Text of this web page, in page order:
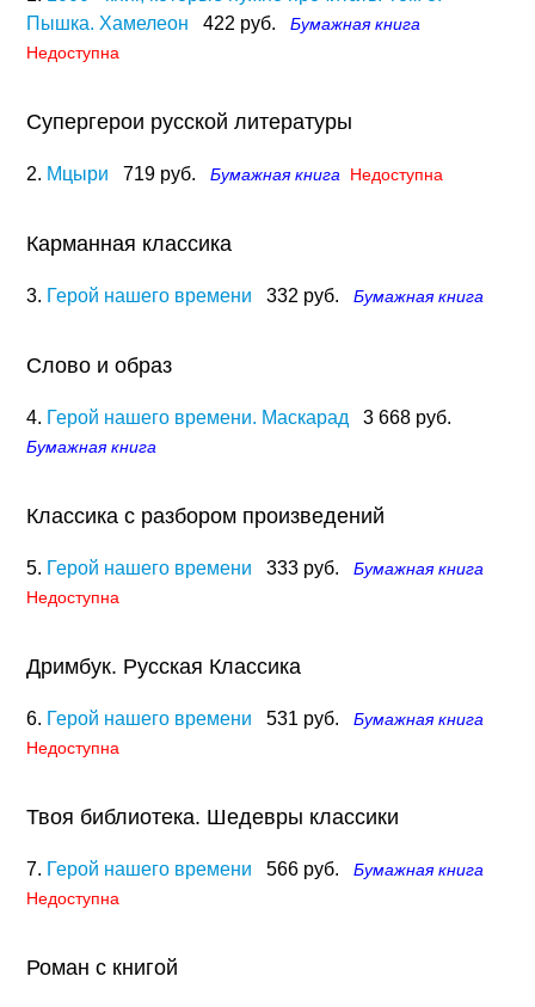
Пышка. Хамелеон
422 руб.
Бумажная книга
Недоступна
Супергерои русской литературы
2. Мцыри 719 руб. Бумажная книга Недоступна
Карманная классика
3. Герой нашего времени 332 руб. Бумажная книга
Слово и образ
4. Герой нашего времени. Маскарад 3 668 руб.
Бумажная книга
Классика с разбором произведений
5. Герой нашего времени 333 руб.
Бумажная книга
Недоступна
Дримбук. Русская Классика
6. Герой нашего времени 531 руб.
Бумажная книга
Недоступна
Твоя библиотека. Шедевры классики
7. Герой нашего времени 566 руб.
Бумажная книга
Недоступна
Роман с книгой